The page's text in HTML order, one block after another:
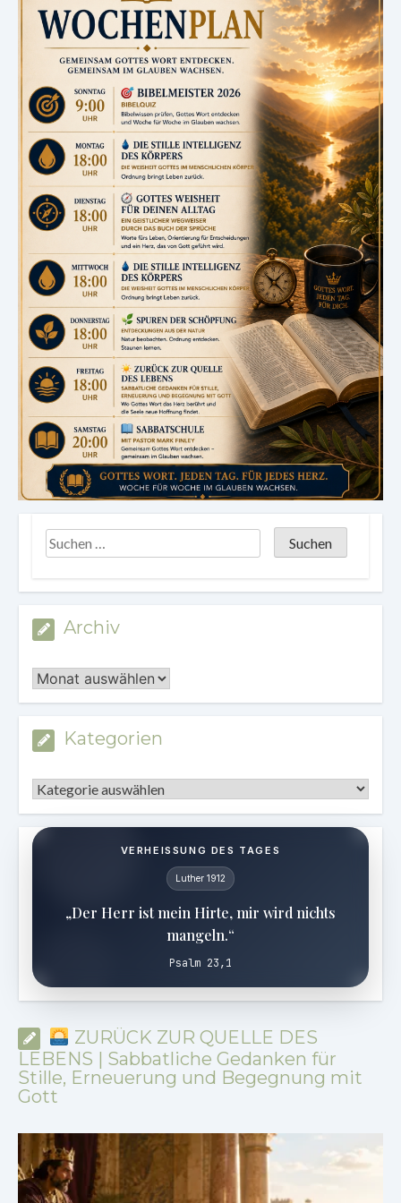
Archiv
Archiv
Kategorien
Kategorien
VERHEISSUNG DES TAGES
Luther 1912
„Der Herr ist mein Hirte, mir wird nichts
mangeln.“
Psalm 23,1
ZURÜCK ZUR QUELLE DES
LEBENS | Sabbatliche Gedanken für
Stille, Erneuerung und Begegnung mit
Gott